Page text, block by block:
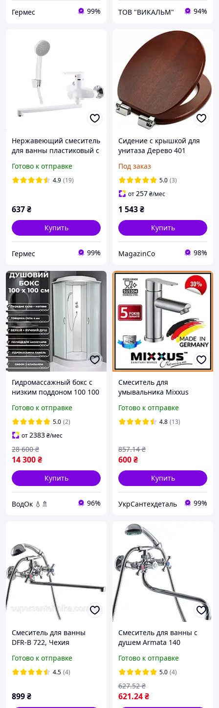
Гермес 99% ТОВ "ВИКАЛЬМ" 94%
Нержавеющий смеситель
для ванны пластиковый с
душа белый Oscar 006
Готово к отправке
4.9 (19)
637₴
Купить
Гермес 99%
Сидение с крышкой для
унитаза Дерево 401
Под заказ
5.0 (3)
от257₴/мес
1 543₴
Купить
MagazinCo 98%
Гидромассажный бокс с
низким поддоном 100 100
см гидробокс
Готово к отправке
5.0 (2)
от2383₴/мес
14 300₴
28 600 ₴
Купить
ВодОк 💧🚿 96%
Смеситель для
умывальника Mixxus
Готово к отправке
4.8 (13)
600₴
857.14 ₴
Купить
УкрСантехдеталь 99%
Смеситель для ванны
DFR-B 722, Чехия
Готово к отправке
4.5 (4)
899₴
Смеситель для ванны с
душем Armata 140
Готово к отправке
5.0 (4)
621.24₴
627.52 ₴